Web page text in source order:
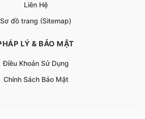
Liên Hệ
Sơ đồ trang (Sitemap)
LÝ & BẢO MẬT
Điều Khoản Sử Dụng
Chính Sách Bảo Mật